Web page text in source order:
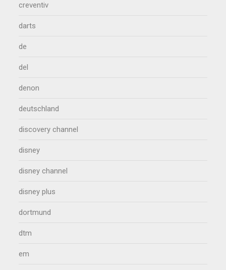
creventiv
darts
de
del
denon
deutschland
discovery channel
disney
disney channel
disney plus
dortmund
dtm
em